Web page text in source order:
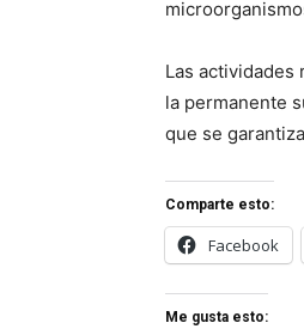
Las actividades
la permanente
que se
Comparte esto:
Facebook
Me gusta esto: